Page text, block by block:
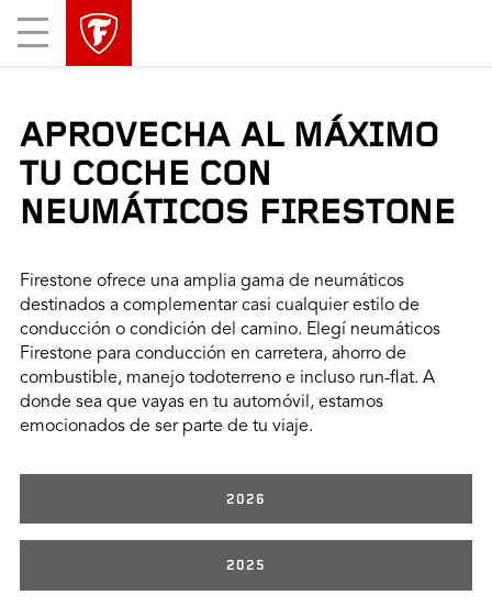
Mobile
Menu
APROVECHA AL MÁXIMO
TU COCHE CON
NEUMÁTICOS FIRESTONE
Firestone ofrece una amplia gama de neumáticos
destinados a complementar casi cualquier estilo de
conducción o condición del camino. Elegí neumáticos
Firestone para conducción en carretera, ahorro de
combustible, manejo todoterreno e incluso run-flat. A
donde sea que vayas en tu automóvil, estamos
emocionados de ser parte de tu viaje.
2026
2025